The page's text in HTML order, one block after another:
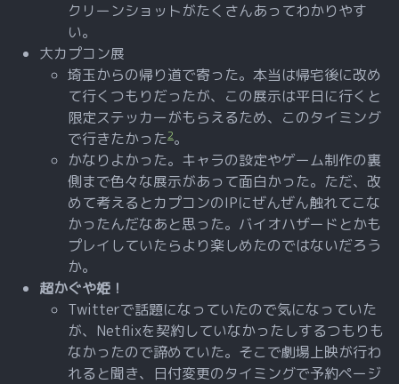
クリーンショットがたくさんあってわかりやす
い。
大カプコン展
埼玉からの帰り道で寄った。本当は帰宅後に改め
て行くつもりだったが、この展示は平日に行くと
限定ステッカーがもらえるため、このタイミング
で行きたかった2。
かなりよかった。キャラの設定やゲーム制作の裏
側まで色々な展示があって面白かった。ただ、改
めて考えるとカプコンのIPにぜんぜん触れてこな
かったんだなあと思った。バイオハザードとかも
プレイしていたらより楽しめたのではないだろう
か。
超かぐや姫！
Twitterで話題になっていたので気になっていた
が、Netflixを契約していなかったしするつもりも
なかったので諦めていた。そこで劇場上映が行わ
れると聞き、日付変更のタイミングで予約ページ